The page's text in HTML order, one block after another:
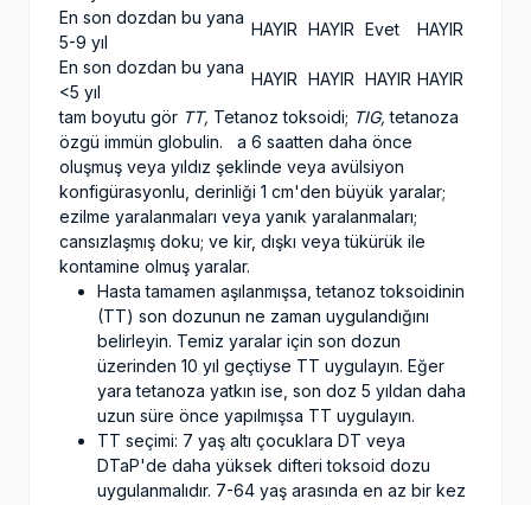
En son dozdan bu yana
5-9 yıl
HAYIR HAYIR Evet
HAYIR
En son dozdan bu yana
<5 yıl
HAYIR HAYIR HAYIR HAYIR
tam boyutu gör TT, Tetanoz toksoidi; TIG,tetanoza
özgü immün globulin. a 6 saatten daha önce
oluşmuş veya yıldız şeklinde veya avülsiyon
konfigürasyonlu, derinliği 1 cm'den büyük yaralar;
ezilme yaralanmaları veya yanık yaralanmaları;
cansızlaşmış doku; ve kir, dışkı veya tükürük ile
kontamine olmuş yaralar.
Hasta tamamen aşılanmışsa, tetanoz toksoidinin
(TT) son dozunun ne zaman uygulandığını
belirleyin. Temiz yaralar için son dozun
üzerinden 10 yıl geçtiyse TT uygulayın. Eğer
yara tetanoza yatkın ise, son doz 5 yıldan daha
uzun süre önce yapılmışsa TT uygulayın.
TT seçimi: 7 yaş altı çocuklara DT veya
DTaP'de daha yüksek difteri toksoid dozu
uygulanmalıdır. 7-64 yaş arasında en az bir kez